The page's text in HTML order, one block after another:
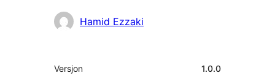
BidragsytereHamid Ezzaki
Meta
Versjon 1.0.0